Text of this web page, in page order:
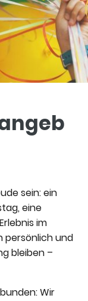
sein: ein
eine
im
persönlich und
bleiben –
Wir